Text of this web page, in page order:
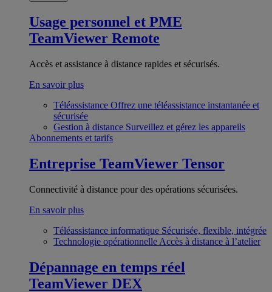
Usage personnel et PME
TeamViewer Remote
Accès et assistance à distance rapides et sécurisés.
En savoir plus
Téléassistance Offrez une téléassistance instantanée et
sécurisée
Gestion à distance Surveillez et gérez les appareils
Abonnements et tarifs
Entreprise TeamViewer Tensor
Connectivité à distance pour des opérations sécurisées.
En savoir plus
Téléassistance informatique Sécurisée, flexible, intégrée
Technologie opérationnelle Accès à distance à l’atelier
Dépannage en temps réel
TeamViewer DEX